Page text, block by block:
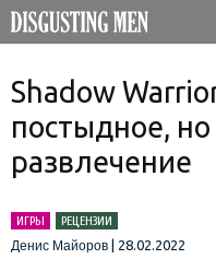
Shadow
постыдное,
развлечение
ИГРЫ
РЕЦЕНЗИИ
Денис Майоров
28.02.2022